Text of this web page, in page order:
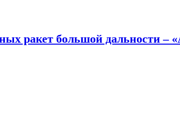
ракет большой дальности –